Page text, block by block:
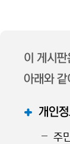
이 게시
아래와
개인
주